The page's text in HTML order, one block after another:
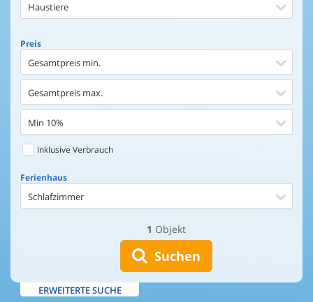
Haustiere
Preis
Gesamtpreis min.
Gesamtpreis max.
Min 10%
Inklusive Verbrauch
Ferienhaus
Schlafzimmer
1 Objekt
Suchen
Entfernung Wasser
ERWEITERTE SUCHE